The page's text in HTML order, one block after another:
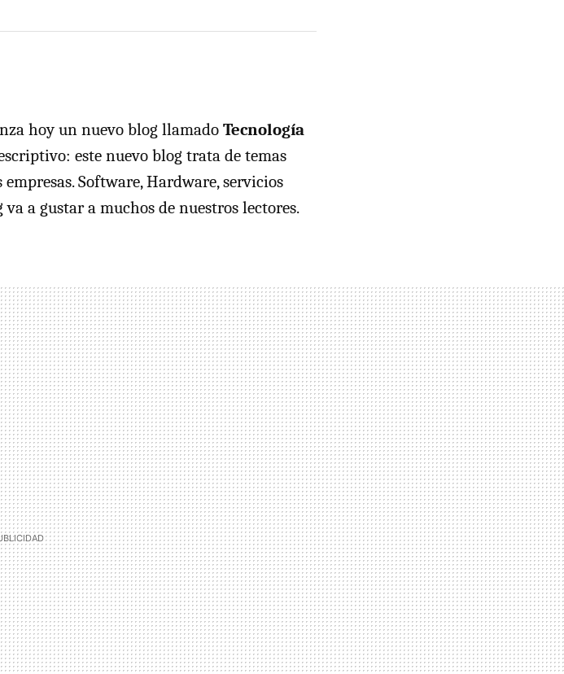
hoy un nuevo blog llamado Tecnología
este nuevo blog trata de temas
Software, Hardware, servicios
a gustar a muchos de nuestros lectores.